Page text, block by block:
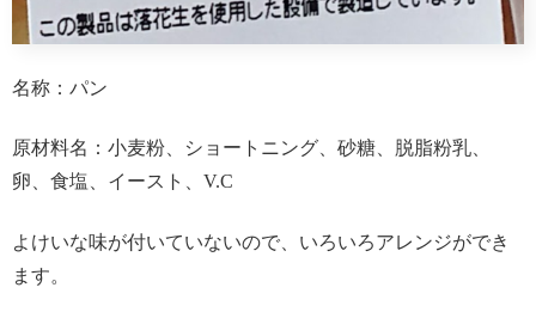
名称：パン
原材料名：小麦粉、ショートニング、砂糖、脱脂粉乳、
卵、食塩、イースト、V.C
よけいな味が付いていないので、いろいろアレンジができ
ます。